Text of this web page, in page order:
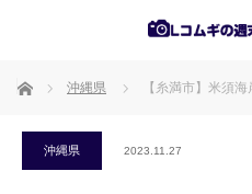
ホーム 沖縄県 【糸満市】米須
沖縄県 2023.11.27